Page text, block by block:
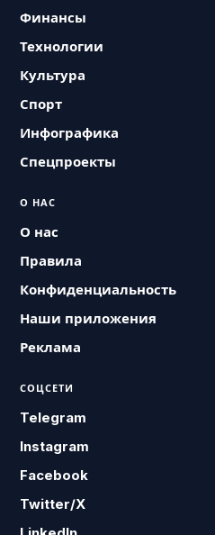
Финансы
Технологии
Культура
Спорт
Инфографика
Спецпроекты
О НАС
О нас
Правила
Конфиденциальность
Наши приложения
Реклама
СОЦСЕТИ
Telegram
Instagram
Facebook
Twitter/X